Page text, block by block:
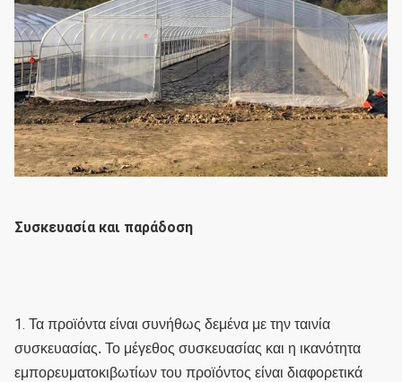
Συσκευασία και παράδοση
1. Τα προϊόντα είναι συνήθως δεμένα με την ταινία
συσκευασίας. Το μέγεθος συσκευασίας και η ικανότητα
εμπορευματοκιβωτίων του προϊόντος είναι διαφορετικά